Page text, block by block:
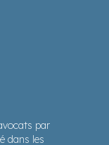
par
dans les